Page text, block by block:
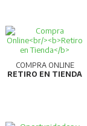
COMPRA ONLINE
RETIRO EN TIENDA